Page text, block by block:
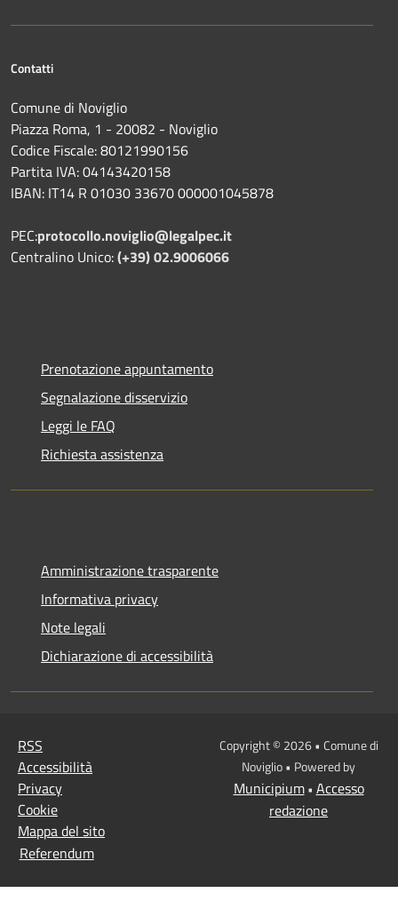
Contatti
Comune di Noviglio
Piazza Roma, 1 - 20082 - Noviglio
Codice Fiscale: 80121990156
Partita IVA: 04143420158
IBAN: IT14 R 01030 33670 000001045878
PEC:protocollo.noviglio@legalpec.it
Centralino Unico:(+39) 02.9006066
Prenotazione appuntamento
Segnalazione disservizio
Leggi le FAQ
Richiesta assistenza
Amministrazione trasparente
Informativa privacy
Note legali
Dichiarazione di accessibilità
RSS
Accessibilità
Privacy
Cookie
Mappa del sito
Referendum
Copyright © 2026 • Comune di
Noviglio • Powered by
Municipium• Accesso
redazione